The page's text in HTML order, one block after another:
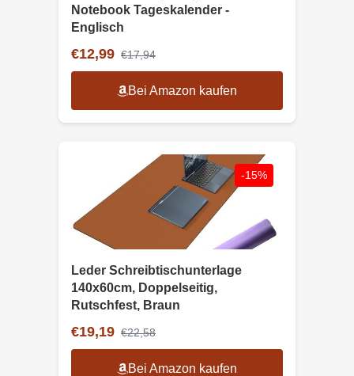
Notebook Tageskalender -
Englisch
€12,99 €17,94
Bei Amazon kaufen
-15%
Leder Schreibtischunterlage
140x60cm, Doppelseitig,
Rutschfest, Braun
€19,19 €22,58
Bei Amazon kaufen